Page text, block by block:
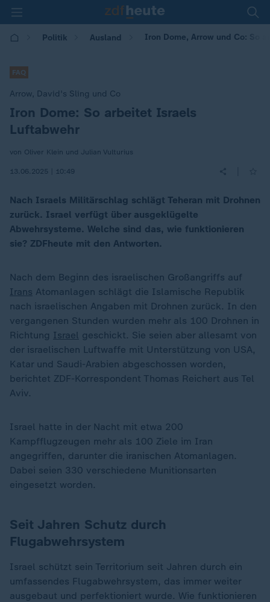
Politik Ausland Iron Dome, Arrow und Co: So
FAQ
Arrow, David's Sling und Co
:
Iron Dome: So arbeitet Israels
Luftabwehr
von Oliver Klein und Julian Vulturius
13.06.2025 | 10:49
Nach Israels Militärschlag schlägt Teheran mit Drohnen
zurück. Israel verfügt über ausgeklügelte
Abwehrsysteme. Welche sind das, wie funktionieren
sie? ZDFheute mit den Antworten.
Nach dem Beginn des israelischen Großangriffs auf
Irans Atomanlagen schlägt die Islamische Republik
nach israelischen Angaben mit Drohnen zurück. In den
vergangenen Stunden wurden mehr als 100 Drohnen in
Richtung Israel geschickt. Sie seien aber allesamt von
der israelischen Luftwaffe mit Unterstützung von USA,
Katar und Saudi-Arabien abgeschossen worden,
berichtet ZDF-Korrespondent Thomas Reichert aus Tel
Aviv.
Israel hatte in der Nacht mit etwa 200
Kampfflugzeugen mehr als 100 Ziele im Iran
angegriffen, darunter die iranischen Atomanlagen.
Dabei seien 330 verschiedene Munitionsarten
eingesetzt worden.
Seit Jahren Schutz durch
Flugabwehrsystem
Israel schützt sein Territorium seit Jahren durch ein
umfassendes Flugabwehrsystem, das immer weiter
ausgebaut und perfektioniert wurde. Wie funktionieren